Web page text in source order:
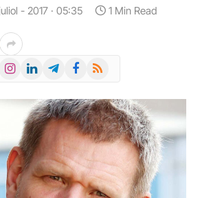
- 2017 · 05:35 1 Min Read
Instagram
LinkedInTelegramFacebook
RSS